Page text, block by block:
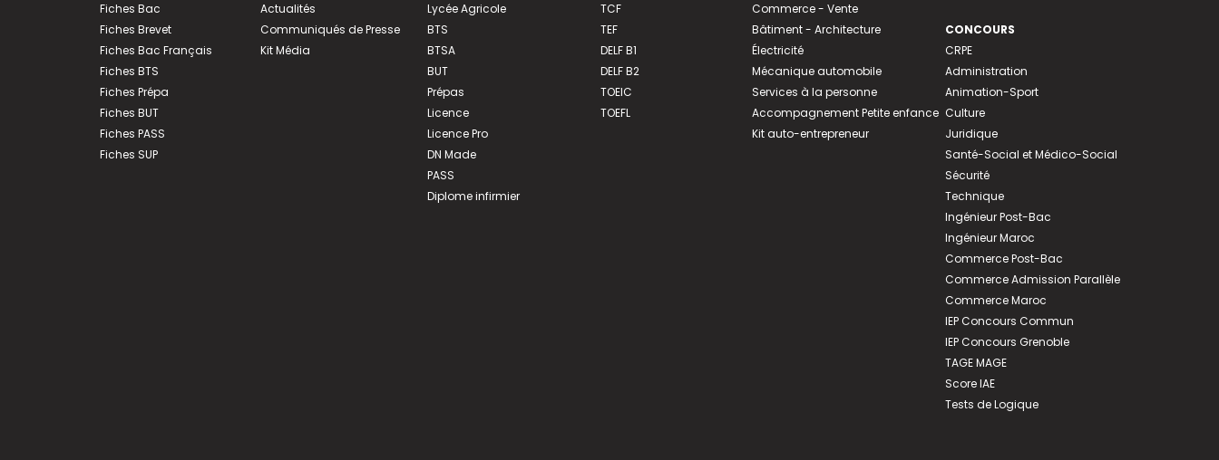
Fiches Bac
Fiches Brevet
Fiches Bac Français
Fiches BTS
Fiches Prépa
Fiches BUT
Fiches PASS
Fiches SUP
Actualités
Communiqués de Presse
Kit Média
Lycée Agricole
BTS
BTSA
BUT
Prépas
Licence
Licence Pro
DN Made
PASS
Diplome infirmier
TCF
TEF
DELF B1
DELF B2
TOEIC
TOEFL
Commerce - Vente
Bâtiment - Architecture
Électricité
Mécanique automobile
Services à la personne
Accompagnement Petite enfance
Kit auto-entrepreneur
CONCOURS
CRPE
Administration
Animation-Sport
Culture
Juridique
Santé-Social et Médico-Social
Sécurité
Technique
Ingénieur Post-Bac
Ingénieur Maroc
Commerce Post-Bac
Commerce Admission Parallèle
Commerce Maroc
IEP Concours Commun
IEP Concours Grenoble
TAGE MAGE
Score IAE
Tests de Logique